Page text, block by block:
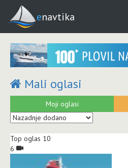
enavtika
Mali oglasi
Moji oglasi
Top oglas 10
6